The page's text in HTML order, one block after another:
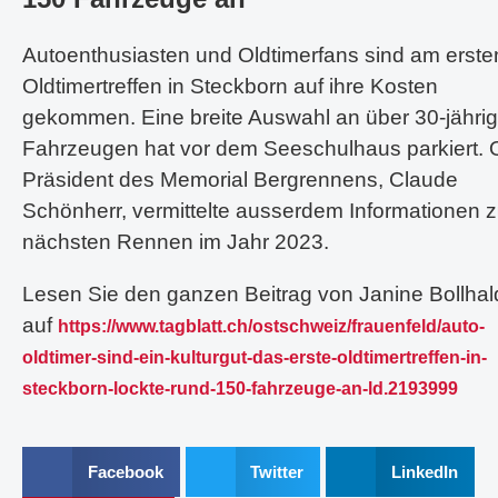
Autoenthusiasten und Oldtimerfans sind am
Oldtimertreffen in Steckborn auf ihre Kosten
gekommen. Eine breite Auswahl an über 30-
Fahrzeugen hat vor dem Seeschulhaus parkiert.
Präsident des Memorial Bergrennens, Claude
Schönherr, vermittelte ausserdem Informationen
nächsten Rennen im Jahr 2023.
Lesen Sie den ganzen Beitrag von Janine
auf https://www.tagblatt.ch/ostschweiz/frauenfeld/auto-
oldtimer-sind-ein-kulturgut-das-erste-oldtimertreffen-in-
steckborn-lockte-rund-150-fahrzeuge-an-ld.2193999
Facebook Twitter LinkedIn